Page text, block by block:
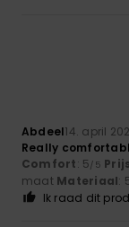
Abdeel14. april
Really
Comfort: 5/5
maat Materiaal:
Ik raad dit